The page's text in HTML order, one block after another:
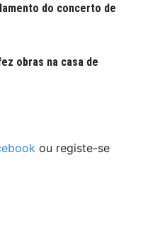
do concerto de
obras na casa de
ou registe-se